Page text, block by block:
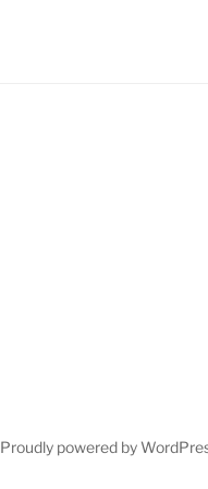
Proudly powered by